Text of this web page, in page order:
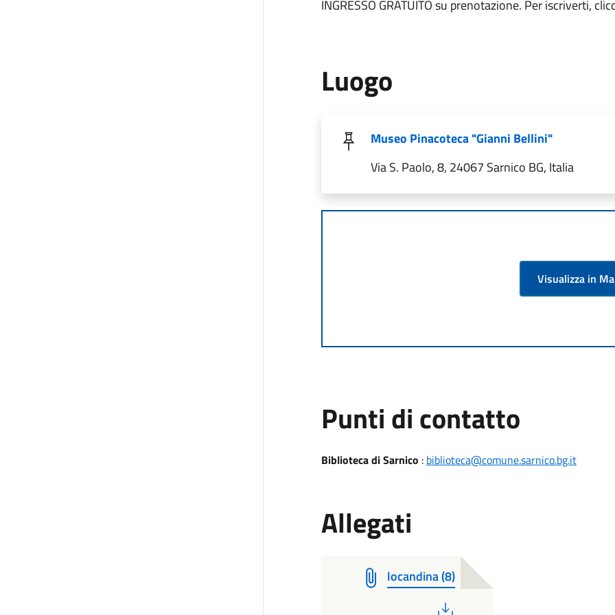
INGRESSO GRATUITO su prenotazione. Per iscriverti,
Luogo
Museo Pinacoteca "Gianni Bellini"
Via S. Paolo, 8, 24067 Sarnico BG, Italia
Visualizza in
Punti di contatto
Biblioteca di Sarnico : biblioteca@comune.sarnico.bg.it
Allegati
locandina (8)